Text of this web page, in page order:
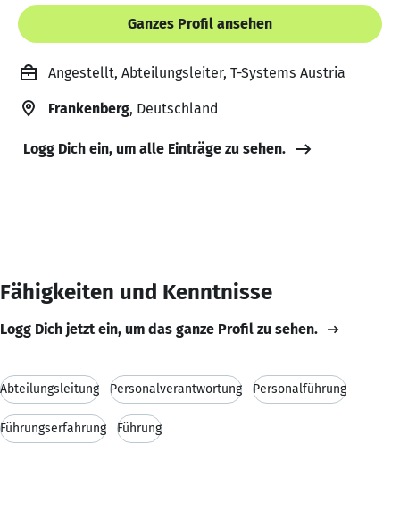
Ganzes Profil ansehen
Angestellt, Abteilungsleiter, T-Systems Austria
Frankenberg, Deutschland
Logg Dich ein, um alle Einträge zu sehen.
Fähigkeiten und Kenntnisse
Logg Dich jetzt ein, um das ganze Profil zu sehen.
Abteilungsleitung Personalverantwortung Personalführung
Führungserfahrung Führung